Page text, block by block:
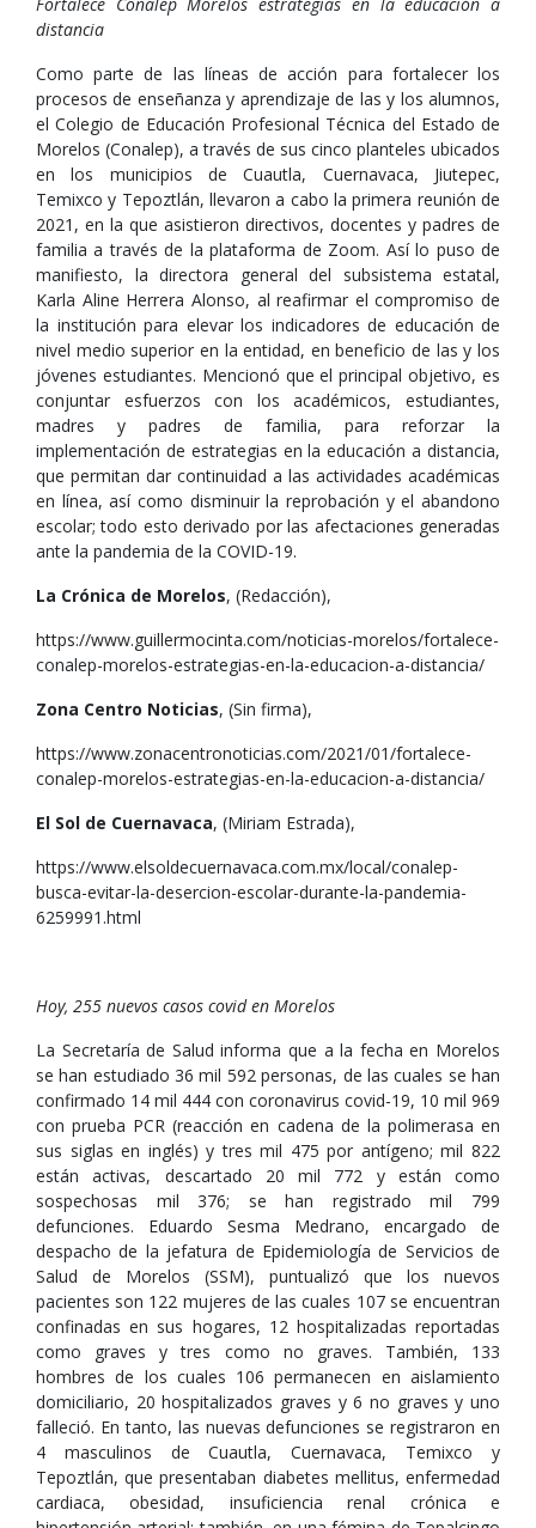
distancia
Como parte de las líneas de acción para fortalecer los
procesos de enseñanza y aprendizaje de las y los alumnos,
el Colegio de Educación Profesional Técnica del Estado de
Morelos (Conalep), a través de sus cinco planteles ubicados
en los municipios de Cuautla, Cuernavaca, Jiutepec,
Temixco y Tepoztlán, llevaron a cabo la primera reunión de
2021, en la que asistieron directivos, docentes y padres de
familia a través de la plataforma de Zoom. Así lo puso de
manifiesto, la directora general del subsistema estatal,
Karla Aline Herrera Alonso, al reafirmar el compromiso de
la institución para elevar los indicadores de educación de
nivel medio superior en la entidad, en beneficio de las y los
jóvenes estudiantes. Mencionó que el principal objetivo, es
conjuntar esfuerzos con los académicos, estudiantes,
madres y padres de familia, para reforzar la
implementación de estrategias en la educación a distancia,
que permitan dar continuidad a las actividades académicas
en línea, así como disminuir la reprobación y el abandono
escolar; todo esto derivado por las afectaciones generadas
ante la pandemia de la COVID-19.
La Crónica de Morelos, (Redacción),
https://www.guillermocinta.com/noticias-morelos/fortalece-
conalep-morelos-estrategias-en-la-educacion-a-distancia/
Zona Centro Noticias, (Sin firma),
https://www.zonacentronoticias.com/2021/01/fortalece-
conalep-morelos-estrategias-en-la-educacion-a-distancia/
El Sol de Cuernavaca, (Miriam Estrada),
https://www.elsoldecuernavaca.com.mx/local/conalep-
busca-evitar-la-desercion-escolar-durante-la-pandemia-
6259991.html
Hoy, 255 nuevos casos covid en Morelos
La Secretaría de Salud informa que a la fecha en Morelos
se han estudiado 36 mil 592 personas, de las cuales se han
confirmado 14 mil 444 con coronavirus covid-19, 10 mil 969
con prueba PCR (reacción en cadena de la polimerasa en
sus siglas en inglés) y tres mil 475 por antígeno; mil 822
están activas, descartado 20 mil 772 y están como
sospechosas mil 376; se han registrado mil 799
defunciones. Eduardo Sesma Medrano, encargado de
despacho de la jefatura de Epidemiología de Servicios de
Salud de Morelos (SSM), puntualizó que los nuevos
pacientes son 122 mujeres de las cuales 107 se encuentran
confinadas en sus hogares, 12 hospitalizadas reportadas
como graves y tres como no graves. También, 133
hombres de los cuales 106 permanecen en aislamiento
domiciliario, 20 hospitalizados graves y 6 no graves y uno
falleció. En tanto, las nuevas defunciones se registraron en
4 masculinos de Cuautla, Cuernavaca, Temixco y
Tepoztlán, que presentaban diabetes mellitus, enfermedad
cardiaca, obesidad, insuficiencia renal crónica e